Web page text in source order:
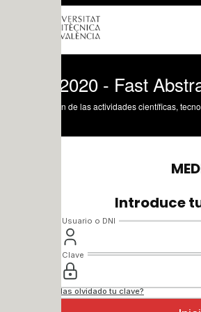
- Fast Abstracts -
de las actividades científicas, tecnológicas y